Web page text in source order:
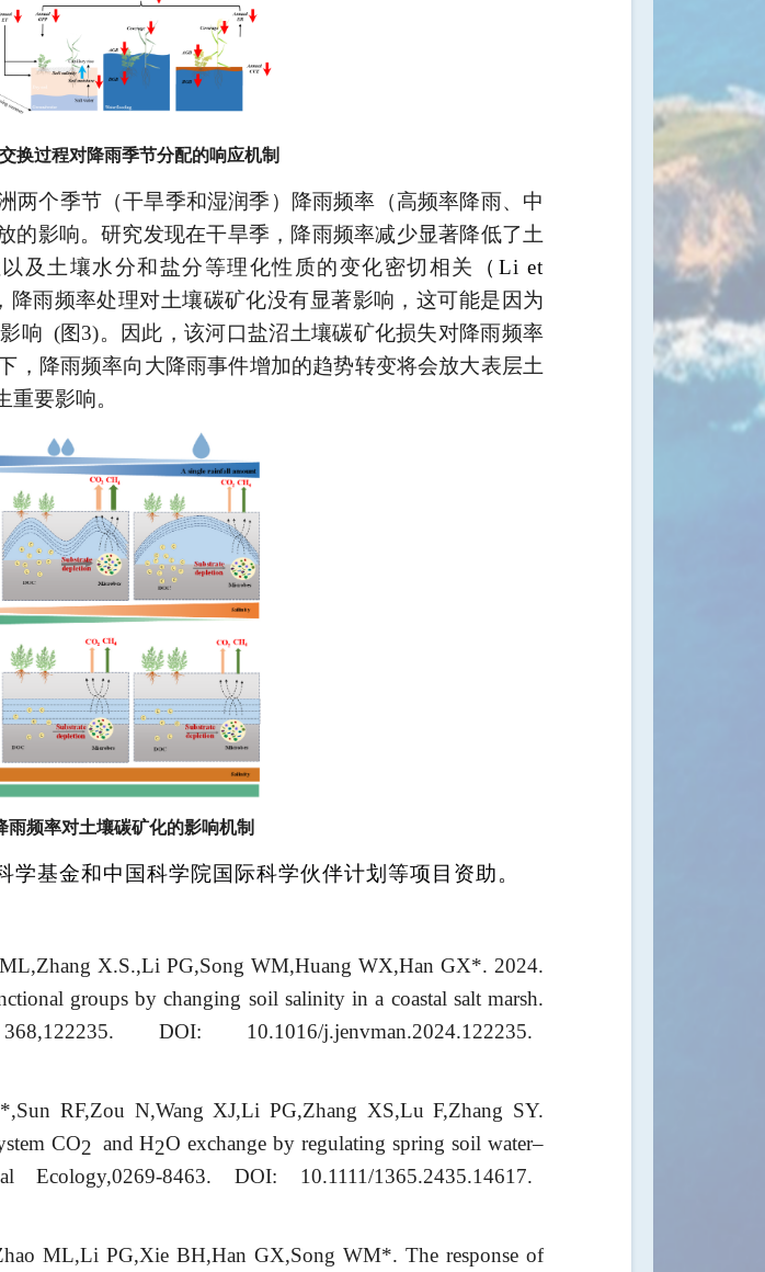
换过程对降雨季节分配的响应机制
两个季节（干旱季和湿润季）降雨频率（高频率降雨、中
的影响。研究发现在干旱季，降雨频率减少显著降低了土
及土壤水分和盐分等理化性质的变化密切相关 （ Li et
降雨频率处理对土壤碳矿化没有显著影响，这可能是因为
响 (图3)。因此，该河口盐沼土壤碳矿化损失对降雨频率
，降雨频率向大降雨事件增加的趋势转变将会放大表层土
要影响。
雨频率对土壤碳矿化的影响机制
基金和中国科学院国际科学伙伴计划等项目资助。
X.S.,Li PG,Song WM,Huang WX,Han GX*. 2024.
groups by changing soil salinity in a coastal salt marsh.
DOI: 10.1016/j.jenvman.2024.122235.
RF,Zou N,Wang XJ,Li PG,Zhang XS,Lu F,Zhang SY.
CO2 and H2O exchange by regulating spring soil water–
8463. DOI: 10.1111/1365.2435.14617.
ML,Li PG,Xie BH,Han GX,Song WM*. The response of